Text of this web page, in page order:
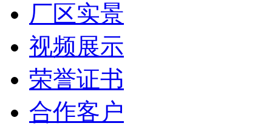
厂区实景
视频展示
荣誉证书
合作客户